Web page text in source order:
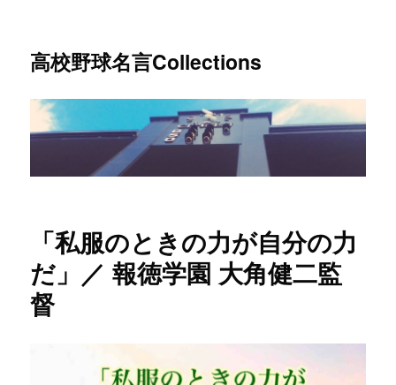
高校野球名言Collections
「私服のときの力が自分の力
だ」／ 報徳学園 大角健二監
督